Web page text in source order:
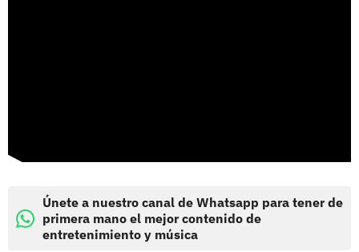
Únete a nuestro canal de Whatsapp para tener de
primera mano el mejor contenido de
entretenimiento y música